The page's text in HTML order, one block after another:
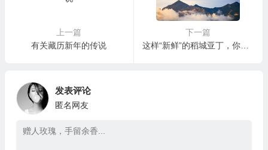
上一篇
有关藏历新年的传说
下一篇
这样“新鲜”的稻城亚丁，你见过吗？
发表评论
匿名网友